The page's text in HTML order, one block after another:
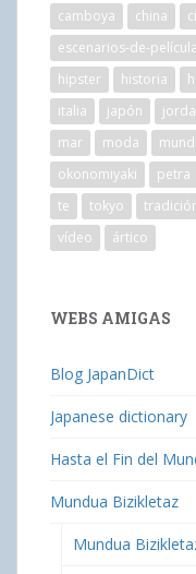
camboya
china
escenarios-de-película
hipster
historia
italia
japón
mar
moda
okonomiyaki
petra
te
tokyo
vídeo
ártico
WEBS AMIGAS
Blog JapanDict
Japanese dictionary
Hasta el Fin del
Mundua Bizikletaz
Mundua